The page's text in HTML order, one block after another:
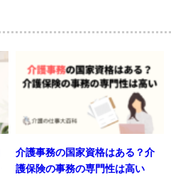
介護事務の国家資格はある？介
護保険の事務の専門性は高い